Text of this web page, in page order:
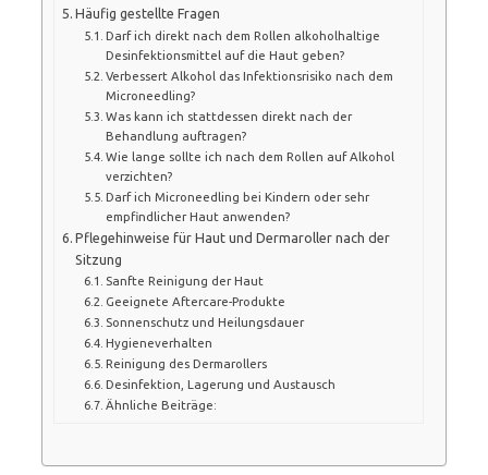
Häufig gestellte Fragen
Darf ich direkt nach dem Rollen alkoholhaltige
Desinfektionsmittel auf die Haut geben?
Verbessert Alkohol das Infektionsrisiko nach dem
Microneedling?
Was kann ich stattdessen direkt nach der
Behandlung auftragen?
Wie lange sollte ich nach dem Rollen auf Alkohol
verzichten?
Darf ich Microneedling bei Kindern oder sehr
empfindlicher Haut anwenden?
Pflegehinweise für Haut und Dermaroller nach der
Sitzung
Sanfte Reinigung der Haut
Geeignete Aftercare-Produkte
Sonnenschutz und Heilungsdauer
Hygieneverhalten
Reinigung des Dermarollers
Desinfektion, Lagerung und Austausch
Ähnliche Beiträge: